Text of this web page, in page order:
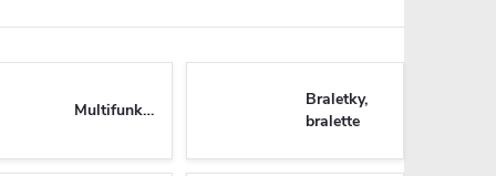
Multifunkčné
Braletky,
bralette